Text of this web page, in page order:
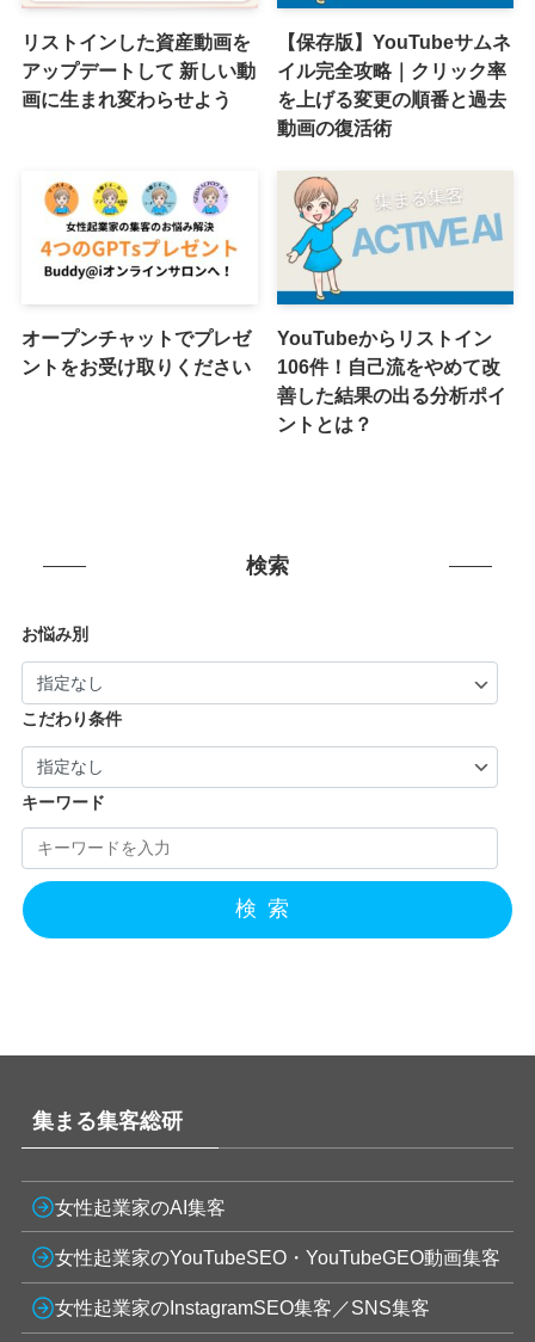
リストインした資産動画を
アップデートして 新しい動
画に生まれ変わらせよう
【保存版】YouTubeサムネ
イル完全攻略｜クリック率
を上げる変更の順番と過去
動画の復活術
オープンチャットでプレゼ
ントをお受け取りください
YouTubeからリストイン
106件！自己流をやめて改
善した結果の出る分析ポイ
ントとは？
検索
お悩み別
こだわり条件
キーワード
検索
集まる集客総研
女性起業家のAI集客
女性起業家のYouTubeSEO・YouTubeGEO動画集客
女性起業家のInstagramSEO集客／SNS集客